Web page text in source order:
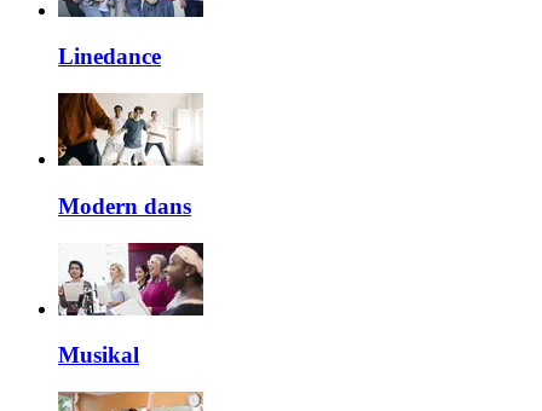
Linedance
Modern dans
Musikal